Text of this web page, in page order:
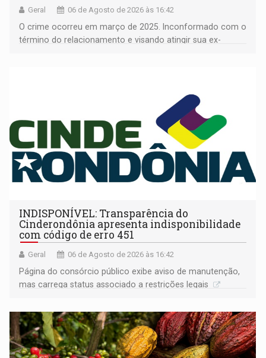
Geral 06 de Agosto de 2026 às 16:42
O crime ocorreu em março de 2025. Inconformado com o
término do relacionamento e visando atingir sua ex-
INDISPONÍVEL: Transparência do
Cinderondônia apresenta indisponibilidade
com código de erro 451
Geral 06 de Agosto de 2026 às 16:42
Página do consórcio público exibe aviso de manutenção,
mas carrega status associado a restrições legais